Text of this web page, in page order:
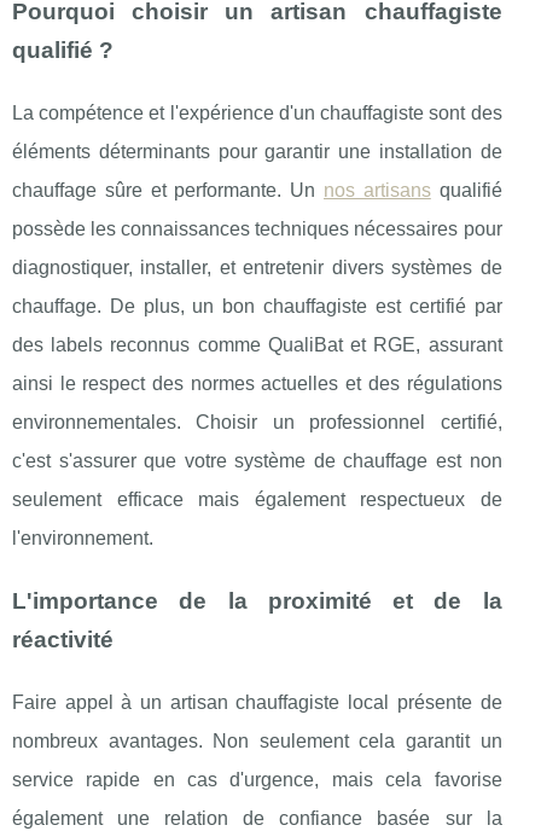
Pourquoi choisir un artisan chauffagiste
qualifié ?
La compétence et l'expérience d'un chauffagiste sont des
éléments déterminants pour garantir une installation de
chauffage sûre et performante. Un nos artisansqualifié
possède les connaissances techniques nécessaires pour
diagnostiquer, installer, et entretenir divers systèmes de
chauffage. De plus, un bon chauffagiste est certifié par
des labels reconnus comme QualiBat et RGE, assurant
ainsi le respect des normes actuelles et des régulations
environnementales. Choisir un professionnel certifié,
c'est s'assurer que votre système de chauffage est non
seulement efficace mais également respectueux de
l'environnement.
L'importance de la proximité et de la
réactivité
Faire appel à un artisan chauffagiste local présente de
nombreux avantages. Non seulement cela garantit un
service rapide en cas d'urgence, mais cela favorise
également une relation de confiance basée sur la